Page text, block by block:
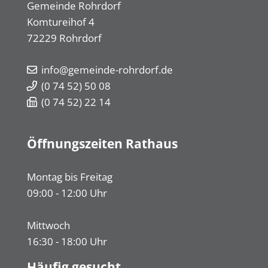
Gemeinde Rohrdorf
Komtureihof 4
72229 Rohrdorf
info@gemeinde-rohrdorf.de
(0 74 52) 50 08
(0 74 52) 22 14
Öffnungszeiten Rathaus
Montag bis Freitag
09:00 - 12:00 Uhr
Mittwoch
16:30 - 18:00 Uhr